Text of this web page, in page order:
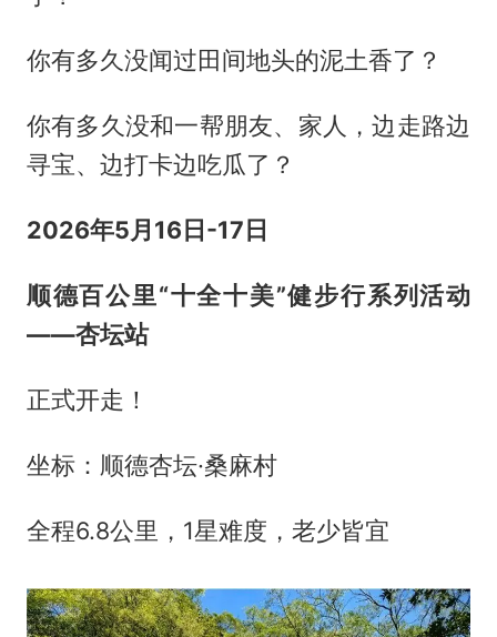
你有多久没闻过田间地头的泥土香了？
你有多久没和一帮朋友、家人，边走路边
寻宝、边打卡边吃瓜了？
2026年5月16日-17日
顺德百公里“十全十美”健步行系列活动
——杏坛站
正式开走！
坐标：顺德杏坛·桑麻村
全程6.8公里，1星难度，老少皆宜